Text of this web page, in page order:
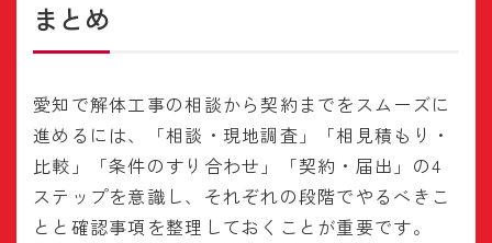
まとめ
愛知で解体工事の相談から契約までをスムーズに
進めるには、「相談・現地調査」「相見積もり・
比較」「条件のすり合わせ」「契約・届出」の4
ステップを意識し、それぞれの段階でやるべきこ
とと確認事項を整理しておくことが重要です。